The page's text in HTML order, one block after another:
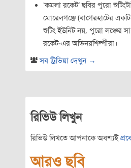
‘কমলা রকেট’ ছবির পুরো
মোরেলগঞ্জে (বাগেরহাটের
শুটিং ইউনিট নয়, পুরো লঞ্চের
রকেট-এর অভিনয়শিল্পীরা।
সব ট্রিভিয়া দেখুন →
রিভিউ লিখুন
রিভিউ লিখতে আপনাকে অবশ্যই
আরও ছবি